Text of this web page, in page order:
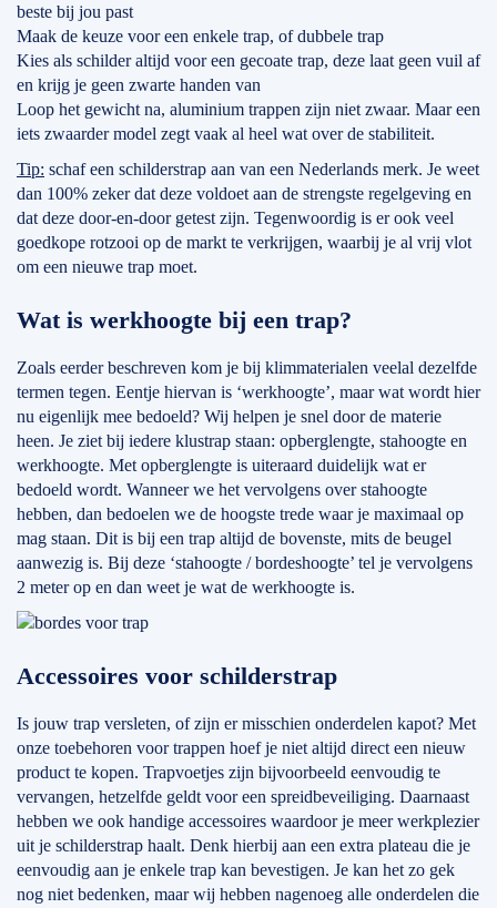
beste bij jou past
Maak de keuze voor een enkele trap, of dubbele trap
Kies als schilder altijd voor een gecoate trap, deze laat geen vuil af
en krijg je geen zwarte handen van
Loop het gewicht na, aluminium trappen zijn niet zwaar. Maar een
iets zwaarder model zegt vaak al heel wat over de stabiliteit.
Tip: schaf een schilderstrap aan van een Nederlands merk. Je weet
dan 100% zeker dat deze voldoet aan de strengste regelgeving en
dat deze door-en-door getest zijn. Tegenwoordig is er ook veel
goedkope rotzooi op de markt te verkrijgen, waarbij je al vrij vlot
om een nieuwe trap moet.
Wat is werkhoogte bij een trap?
Zoals eerder beschreven kom je bij klimmaterialen veelal dezelfde
termen tegen. Eentje hiervan is ‘werkhoogte’, maar wat wordt hier
nu eigenlijk mee bedoeld? Wij helpen je snel door de materie
heen. Je ziet bij iedere klustrap staan: opberglengte, stahoogte en
werkhoogte. Met opberglengte is uiteraard duidelijk wat er
bedoeld wordt. Wanneer we het vervolgens over stahoogte
hebben, dan bedoelen we de hoogste trede waar je maximaal op
mag staan. Dit is bij een trap altijd de bovenste, mits de beugel
aanwezig is. Bij deze ‘stahoogte / bordeshoogte’ tel je vervolgens
2 meter op en dan weet je wat de werkhoogte is.
Accessoires voor schilderstrap
Is jouw trap versleten, of zijn er misschien onderdelen kapot? Met
onze toebehoren voor trappen hoef je niet altijd direct een nieuw
product te kopen. Trapvoetjes zijn bijvoorbeeld eenvoudig te
vervangen, hetzelfde geldt voor een spreidbeveiliging. Daarnaast
hebben we ook handige accessoires waardoor je meer werkplezier
uit je schilderstrap haalt. Denk hierbij aan een extra plateau die je
eenvoudig aan je enkele trap kan bevestigen. Je kan het zo gek
nog niet bedenken, maar wij hebben nagenoeg alle onderdelen die